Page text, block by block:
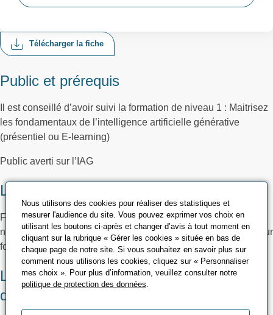
Télécharger la fiche
Public et prérequis
Il est conseillé d’avoir suivi la formation de niveau 1 : Maitrisez
les fondamentaux de l’intelligence artificielle générative
(présentiel ou E-learning)
Public averti sur l’IAG
Les objectifs
Fournir à vos collaborateurs d’entreprise les compétences
nécessaires pour utiliser efficacement les outils d’IAG dans leur
fonction respective
Les méthodes pédagogiques et
d’encadrement
Nous utilisons des cookies pour réaliser des statistiques et
mesurer l'audience du site. Vous pouvez exprimer vos choix en
utilisant les boutons ci-après et changer d’avis à tout moment en
cliquant sur la rubrique « Gérer les cookies » située en bas de
chaque page de notre site. Si vous souhaitez en savoir plus sur
comment nous utilisons les cookies, cliquez sur « Personnaliser
mes choix ». Pour plus d’information, veuillez consulter notre
politique de protection des données.